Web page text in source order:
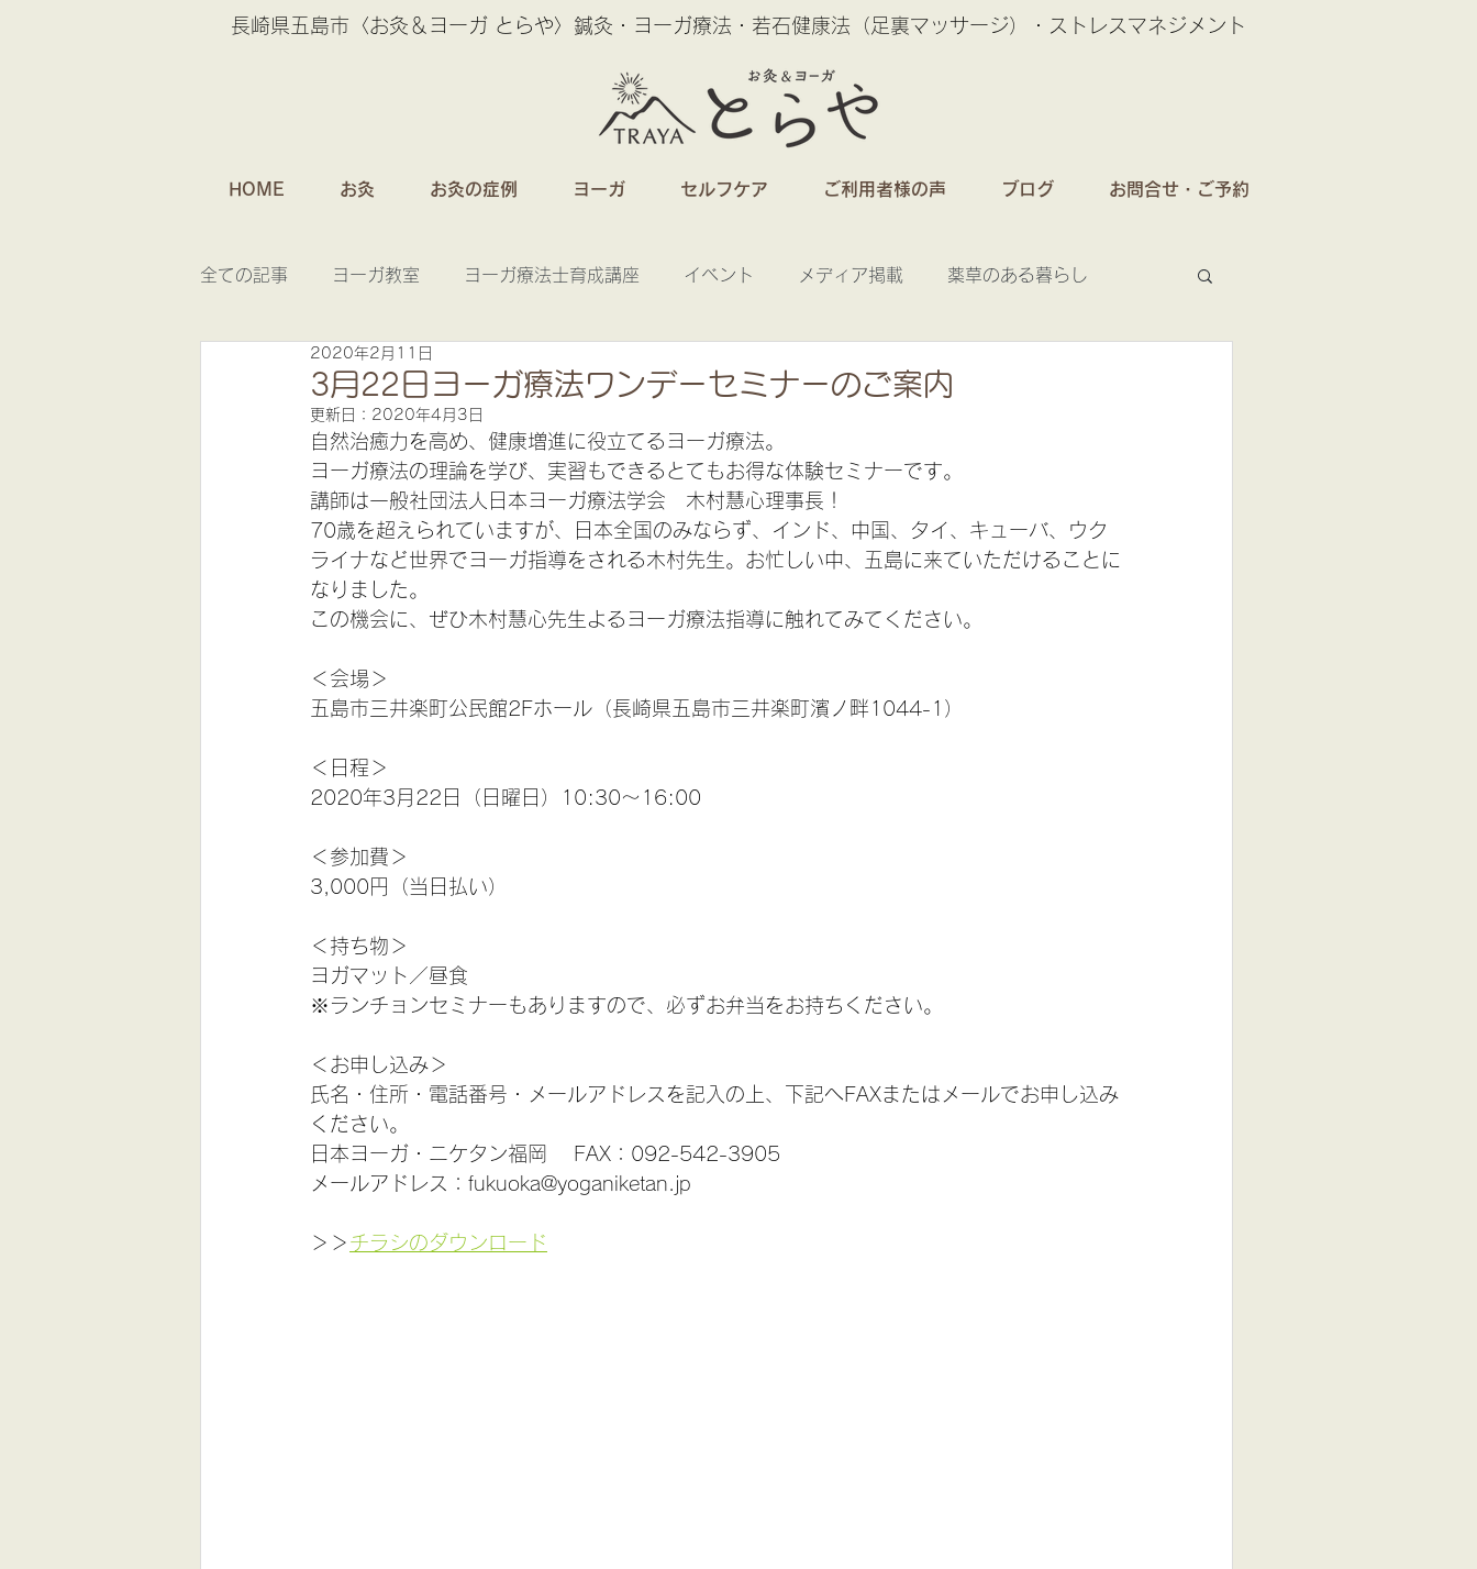
長崎県五島市〈お灸＆ヨーガ とらや〉鍼灸・ヨーガ療法・若石健康法（足裏マッサージ）・ストレスマネジメント
HOME お灸 お灸の症例 ヨーガ セルフケア ご利用者様の声 ブログ お問合せ・ご予約
全ての記事 ヨーガ教室 ヨーガ療法士育成講座 イベント メディア掲載 薬草のある暮らし
お灸のおはなし
3月22日ヨーガ療法ワンデーセミナーのご案内
2020年2月11日
更新日： 2020年4月3日
自然治癒力を高め、健康増進に役立てるヨーガ療法。
ヨーガ療法の理論を学び、実習もできるとてもお得な体験セミナーです。
講師は一般社団法人日本ヨーガ療法学会　木村慧心理事長！
70歳を超えられていますが、日本全国のみならず、インド、中国、タイ、キューバ、ウク
ライナなど世界でヨーガ指導をされる木村先生。お忙しい中、五島に来ていただけることに
なりました。
この機会に、ぜひ木村慧心先生よるヨーガ療法指導に触れてみてください。
＜会場＞
五島市三井楽町公民館2Fホール（長崎県五島市三井楽町濱ノ畔1044-1）
＜日程＞
2020年3月22日（日曜日）10:30～16:00
＜参加費＞
3,000円（当日払い）
＜持ち物＞
ヨガマット／昼食
※ランチョンセミナーもありますので、必ずお弁当をお持ちください。
＜お申し込み＞
氏名・住所・電話番号・メールアドレスを記入の上、下記へFAXまたはメールでお申し込み
ください。
日本ヨーガ・ニケタン福岡　 FAX：092-542-3905
メールアドレス：fukuoka@yoganiketan.jp
＞＞ チラシのダウンロード